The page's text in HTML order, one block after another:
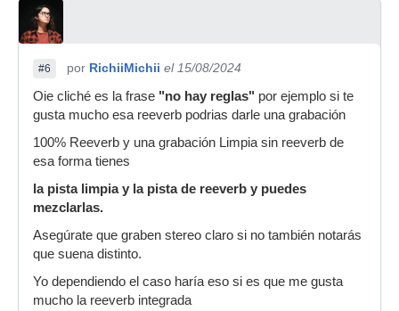
#6 por RichiiMichii el 15/08/2024
Oie cliché es la frase "no hay reglas" por ejemplo si te
gusta mucho esa reeverb podrias darle una grabación
100% Reeverb y una grabación Limpia sin reeverb de
esa forma tienes
la pista limpia y la pista de reeverb y puedes
mezclarlas.
Asegúrate que graben stereo claro si no también notarás
que suena distinto.
Yo dependiendo el caso haría eso si es que me gusta
mucho la reeverb integrada